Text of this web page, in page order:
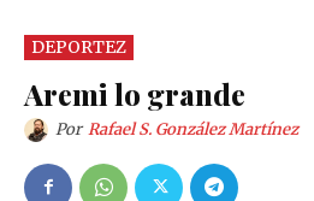
DEPORTEZ
Aremi lo grande
Por Rafael S. González Martínez